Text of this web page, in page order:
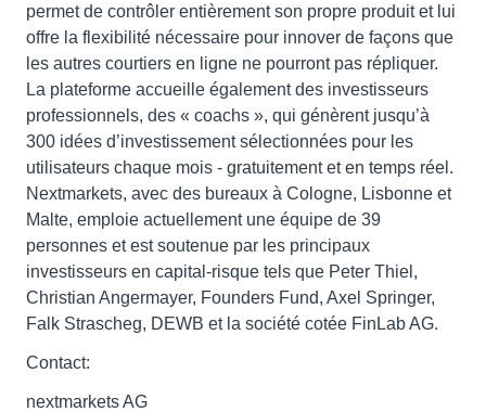
permet de contrôler entièrement son propre produit et lui
offre la flexibilité nécessaire pour innover de façons que
les autres courtiers en ligne ne pourront pas répliquer.
La plateforme accueille également des investisseurs
professionnels, des « coachs », qui génèrent jusqu’à
300 idées d’investissement sélectionnées pour les
utilisateurs chaque mois - gratuitement et en temps réel.
Nextmarkets, avec des bureaux à Cologne, Lisbonne et
Malte, emploie actuellement une équipe de 39
personnes et est soutenue par les principaux
investisseurs en capital-risque tels que Peter Thiel,
Christian Angermayer, Founders Fund, Axel Springer,
Falk Strascheg, DEWB et la société cotée FinLab AG.
Contact:
nextmarkets AG